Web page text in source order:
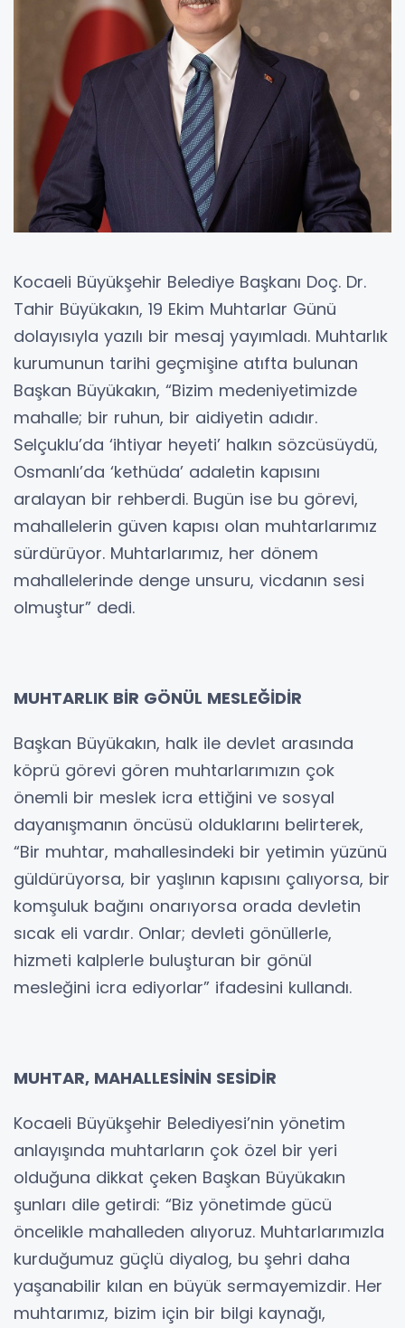
Kocaeli Büyükşehir Belediye Başkanı Doç. Dr.
Tahir Büyükakın, 19 Ekim Muhtarlar Günü
dolayısıyla yazılı bir mesaj yayımladı. Muhtarlık
kurumunun tarihi geçmişine atıfta bulunan
Başkan Büyükakın, “Bizim medeniyetimizde
mahalle; bir ruhun, bir aidiyetin adıdır.
Selçuklu’da ‘ihtiyar heyeti’ halkın sözcüsüydü,
Osmanlı’da ‘kethüda’ adaletin kapısını
aralayan bir rehberdi. Bugün ise bu görevi,
mahallelerin güven kapısı olan muhtarlarımız
sürdürüyor. Muhtarlarımız, her dönem
mahallelerinde denge unsuru, vicdanın sesi
olmuştur” dedi.
MUHTARLIK BİR GÖNÜL MESLEĞİDİR
Başkan Büyükakın, halk ile devlet arasında
köprü görevi gören muhtarlarımızın çok
önemli bir meslek icra ettiğini ve sosyal
dayanışmanın öncüsü olduklarını belirterek,
“Bir muhtar, mahallesindeki bir yetimin yüzünü
güldürüyorsa, bir yaşlının kapısını çalıyorsa, bir
komşuluk bağını onarıyorsa orada devletin
sıcak eli vardır. Onlar; devleti gönüllerle,
hizmeti kalplerle buluşturan bir gönül
mesleğini icra ediyorlar” ifadesini kullandı.
MUHTAR, MAHALLESİNİN SESİDİR
Kocaeli Büyükşehir Belediyesi’nin yönetim
anlayışında muhtarların çok özel bir yeri
olduğuna dikkat çeken Başkan Büyükakın
şunları dile getirdi: “Biz yönetimde gücü
öncelikle mahalleden alıyoruz. Muhtarlarımızla
kurduğumuz güçlü diyalog, bu şehri daha
yaşanabilir kılan en büyük sermayemizdir. Her
muhtarımız, bizim için bir bilgi kaynağı,